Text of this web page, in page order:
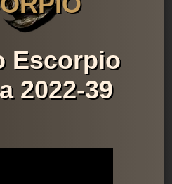
Escorpio
2022-39